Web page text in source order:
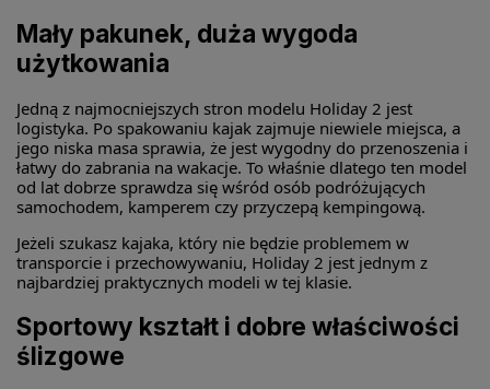
Mały pakunek, duża wygoda
użytkowania
Jedną z najmocniejszych stron modelu Holiday 2 jest
logistyka. Po spakowaniu kajak zajmuje niewiele miejsca, a
jego niska masa sprawia, że jest wygodny do przenoszenia i
łatwy do zabrania na wakacje. To właśnie dlatego ten model
od lat dobrze sprawdza się wśród osób podróżujących
samochodem, kamperem czy przyczepą kempingową.
Jeżeli szukasz kajaka, który nie będzie problemem w
transporcie i przechowywaniu, Holiday 2 jest jednym z
najbardziej praktycznych modeli w tej klasie.
Sportowy kształt i dobre właściwości
ślizgowe